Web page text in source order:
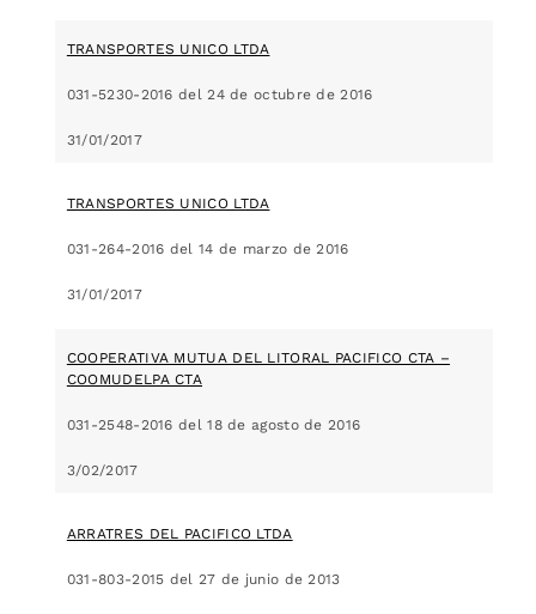
TRANSPORTES UNICO LTDA
031-5230-2016 del 24 de octubre de 2016
31/01/2017
TRANSPORTES UNICO LTDA
031-264-2016 del 14 de marzo de 2016
31/01/2017
COOPERATIVA MUTUA DEL LITORAL PACIFICO CTA –
COOMUDELPA CTA
031-2548-2016 del 18 de agosto de 2016
3/02/2017
ARRATRES DEL PACIFICO LTDA
031-803-2015 del 27 de junio de 2013